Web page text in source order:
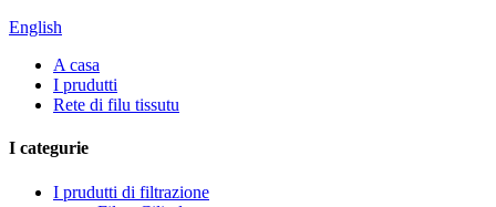
English
A casa
I prudutti
Rete di filu tissutu
I categurie
I prudutti di filtrazione